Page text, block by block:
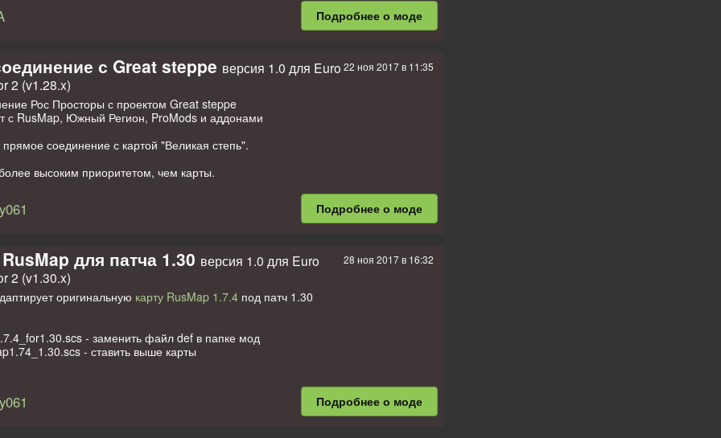
Р50, Р51, Р57, Р87, Р89, Р108, Р115, Р132, Р228, Р-236, Р-298.
Беларусь:
Р4, Р15, Р17, Р23, Р26, Р43, Р96, Р112.
(Дмитрий)
и их конверта под актуальные версии: Gricko.
Jazzycat за помощь в строительстве карты, обновления компаний,
так же помощь в строительстве Республики Беларусь.
klipstoeun8839 за его отличные модели для карт.
Gricko, за помощь в строительстве карты, исправлению всех ошибок и
же за новые объекты, которые делают игру атмосфернее.
развитие: Sergey061, schura774
Подробнее о моде
22 ноя 2017 в 11:35
с Great steppe версия 1.0 для Euro
2 (v1.28.x)
Рос Просторы с проектом Great steppe
с RusMap, Южный Регион, ProMods и аддонами
соединение с картой "Великая степь".
высоким приоритетом, чем карты.
Подробнее о моде
28 ноя 2017 в 16:32
для патча 1.30 версия 1.0 для Euro
2 (v1.30.x)
оригинальную карту RusMap 1.7.4под патч 1.30
- заменить файл def в папке мод
- ставить выше карты
Подробнее о моде